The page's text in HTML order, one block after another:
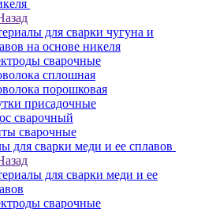
для сварки чугуна и
на основе никеля
сварочные
сплошная
порошковая
присадочные
сварочный
сварочные
для сварки меди и ее сплавов
для сварки меди и ее
сварочные